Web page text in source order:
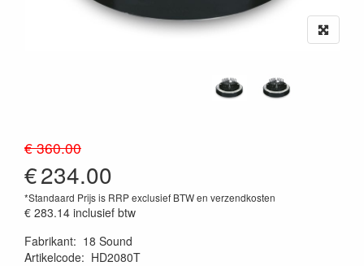
€ 360.00
€234.00
*Standaard Prijs is RRP exclusief BTW en verzendkosten
€ 283.14 inclusief btw
Fabrikant: 18 Sound
Artikelcode: HD2080T